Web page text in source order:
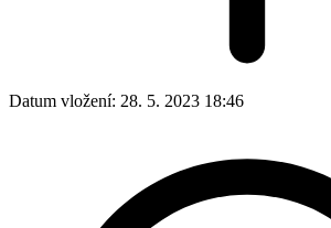
Datum vložení: 28. 5. 2023 18:46